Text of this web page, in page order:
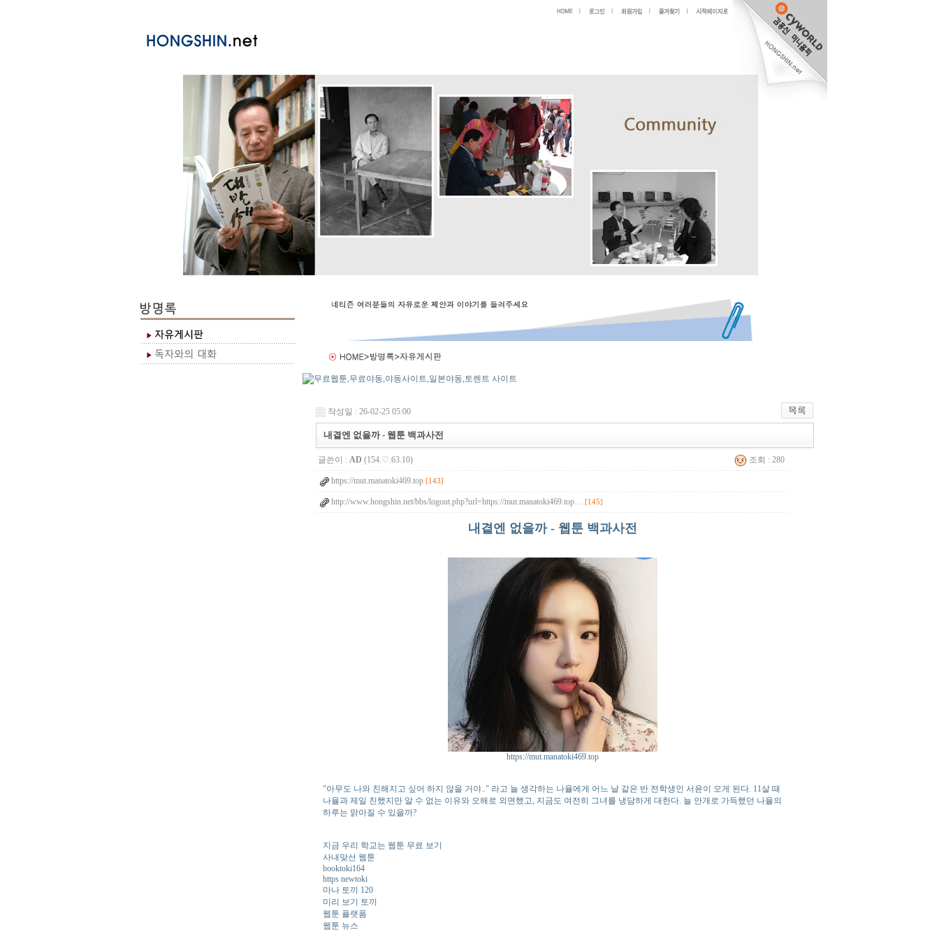
작성일 : 26-02-25 05:00
내곁엔 없을까 - 웹툰 백과사전
글쓴이 : AD (154.♡.63.10) 조회 : 280
https://mut.manatoki469.top [143]
http://www.hongshin.net/bbs/logout.php?url=https://mut.manatoki469.top… [145]
내곁엔 없을까 - 웹툰 백과사전
https://mut.manatoki469.top
"아무도 나와 친해지고 싶어 하지 않을 거야.." 라고 늘 생각하는 나율에게 어느 날 같은 반 전학생인 서윤이 오게 된다. 11살 때
나율과 제일 친했지만 알 수 없는 이유와 오해로 외면했고, 지금도 여전히 그녀를 냉담하게 대한다. 늘 안개로 가득했던 나율의
하루는 맑아질 수 있을까?
지금 우리 학교는 웹툰 무료 보기
사내맞선 웹툰
booktoki164
https newtoki
마나 토끼 120
미리 보기 토끼
웹툰 플랫폼
웹툰 뉴스